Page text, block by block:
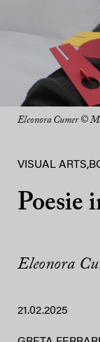
VISUAL ARTS,
Poesie
Eleonora
21.02.2025
Eleonora Cumer ©